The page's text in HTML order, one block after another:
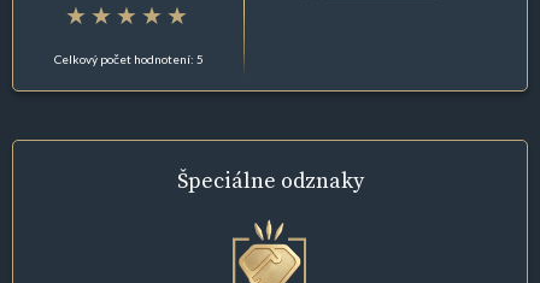
Celkový počet hodnotení: 5
Špeciálne odznaky